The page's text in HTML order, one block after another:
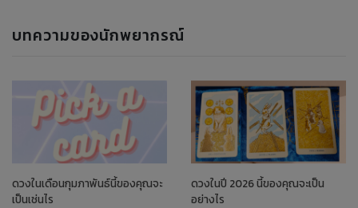
บทความของนักพยากรณ์
ดวงในเดือนกุมภาพันธ์นี้ของคุณจะ
เป็นเช่นไร
ดวงในปี 2026 นี้ของคุณจะเป็น
อย่างไร